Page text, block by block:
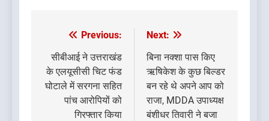
Post
navigation
Previous:
सीबीआई ने उत्तराखंड
के एलयूसीसी चिट फंड
घोटाले में सरगना सहित
पांच आरोपियों को
गिरफ्तार किया
Next:
बिना नक्शा पास किए
ऋषिकेश के कुछ बिल्डर
बन रहे थे अपने आप को
राजा, MDDA उपाध्यक्ष
बंशीधर तिवारी ने बजा